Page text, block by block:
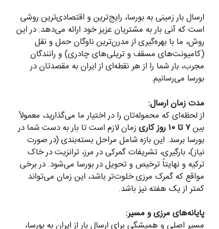
ارسال بار زمینی به بورسا، رایج‌ترین و اقتصادی‌ترین روشی
است که آنی بار به مشتریان عزیز خود ارائه می‌دهد. در این
روش، ما با بهره‌گیری از مدرن‌ترین ناوگان حمل و نقل
(کامیونت‌های مسقف و تریلی‌های چادری) و رانندگان
مجرب، بار شما را از هر نقطه‌ای از ایران به مقصدتان در
بورسا می‌رسانیم.
مدت زمان ارسال:
از لحظه‌ای که محموله‌تان را در اختیار ما می‌گذارید، معمولاً
بین۷ تا ۱۰ روز کاری
زمان لازم است تا بار به دست شما در
بورسا برسد. این بازه شامل مراحل بسته‌بندی (در صورت
نیاز)، بارگیری، تشریفات گمرکی در مرز، ترانزیت در خاک
ترکیه و نهایتاً ترخیص و تحویل در بورسا می‌شود. در برخی
مواقع که گمرک مرزی خلوت‌تر باشد، این زمان می‌تواند
کمتر از یک هفته نیز باشد.
پایانه‌های مرزی و مسیر:
مسیر اصلی و همیشگی برای ارسال بار از ایران به بورسا،